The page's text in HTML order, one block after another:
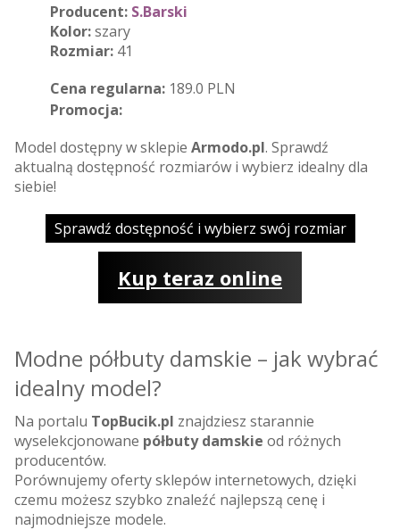
Producent: S.Barski
Kolor:szary
Rozmiar: 41
Cena regularna: 189.0 PLN
Promocja:
Model dostępny w sklepie Armodo.pl. Sprawdź
aktualną dostępność rozmiarów i wybierz idealny dla
siebie!
Sprawdź dostępność i wybierz swój rozmiar
Kup teraz online
Modne półbuty damskie – jak wybrać
idealny model?
Na portalu TopBucik.pl znajdziesz starannie
wyselekcjonowane półbuty damskie od różnych
producentów.
Porównujemy oferty sklepów internetowych, dzięki
czemu możesz szybko znaleźć najlepszą cenę i
najmodniejsze modele.